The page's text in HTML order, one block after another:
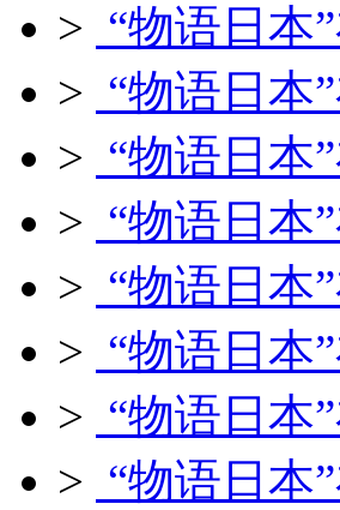
> “物语日本
> “物语日本
> “物语日本
> “物语日本
> “物语日本
> “物语日本
> “物语日本
> “物语日本